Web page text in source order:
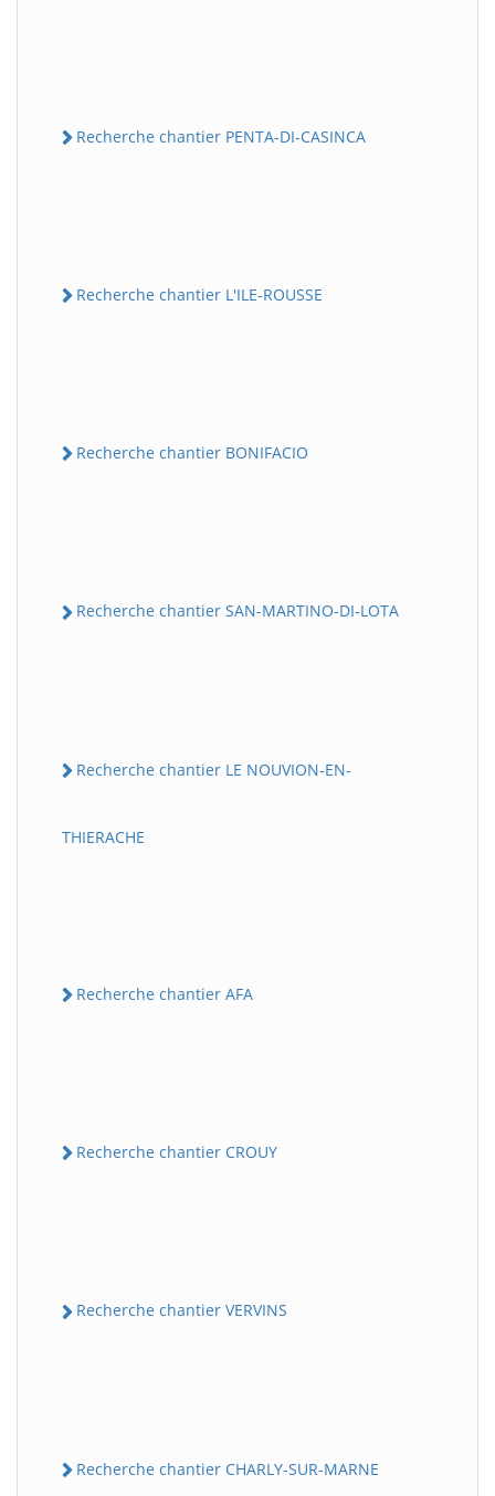
Recherche chantier PENTA-DI-CASINCA
Recherche chantier L'ILE-ROUSSE
Recherche chantier BONIFACIO
Recherche chantier SAN-MARTINO-DI-LOTA
Recherche chantier LE NOUVION-EN-
THIERACHE
Recherche chantier AFA
Recherche chantier CROUY
Recherche chantier VERVINS
Recherche chantier CHARLY-SUR-MARNE